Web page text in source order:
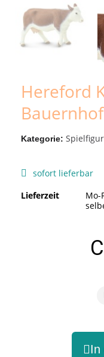
Hereford
Kategorie
sofort lieferbar
Lieferzeit
Mo-
In